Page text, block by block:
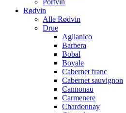
Rødvin
Alle Rødvin
Drue
Aglianico
Barbera
Bobal
Boyale
Cabernet franc
Cabernet sauvignon
Cannonau
Carmenere
Chardonnay